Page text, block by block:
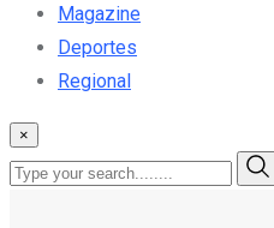
Magazine
Deportes
Regional
×